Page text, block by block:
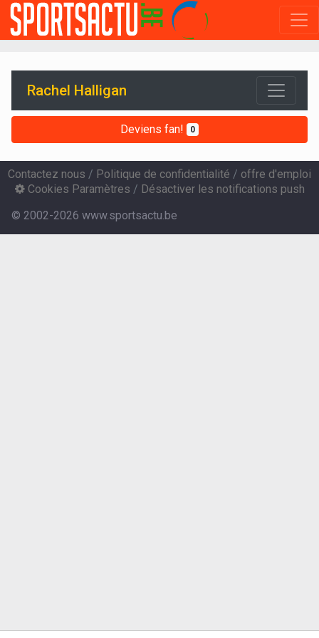
Rachel Halligan
Deviens fan! 0
Contactez nous / Politique de confidentialité / offre d'emploi
Cookies Paramètres / Désactiver les notifications push
© 2002-2026 www.sportsactu.be